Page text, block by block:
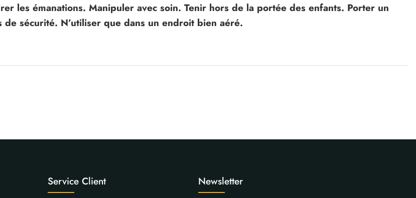
les émanations. Manipuler avec soin. Tenir hors de la portée des enfants. Porter un
sécurité. N’utiliser que dans un endroit bien aéré.
Service Client Newsletter